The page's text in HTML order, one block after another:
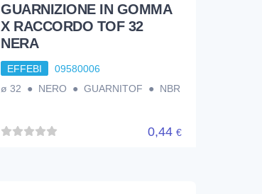
GUARNIZIONE IN GOMMA
X RACCORDO TOF 32
NERA
EFFEBI
09580006
ø 32 ● NERO ● GUARNITOF ● NBR
0,44 €